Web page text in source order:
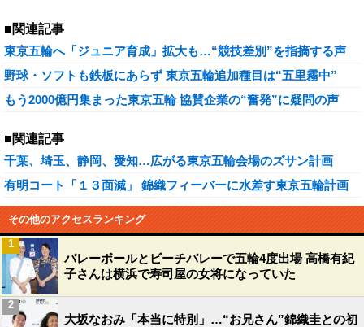
■関連記事
東京五輪へ「ジュニア育成」拡大も…“競技差別”を指摘する声
野球・ソフトも鉄板にあらず 東京五輪追加種目は“五里霧中”
もう2000億円集まった東京五輪 協賛企業の“奮発”に疑問の声
■関連記事
千葉、埼玉、静岡、愛知…広がる東京五輪会場のズサン計画
有明コート「１３面減」 錦織フィーバーに水差す東京五輪計画
その他のアクセスランキング
バレーボールとビーチバレーで五輪4度出場 高橋有紀
子さんは横浜で寿司屋の女将になっていた
1
大坂なおみ「本当に特別」…“お兄さん”錦織圭との初
2